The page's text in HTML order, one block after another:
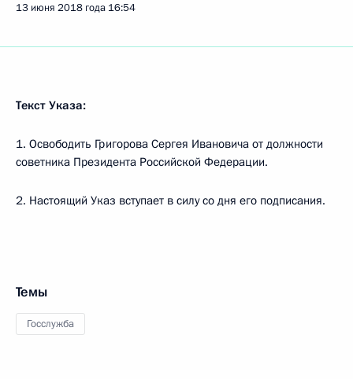
13 июня 2018 года 16:54
Текст Указа:
1. Освободить Григорова Сергея Ивановича от должности
советника Президента Российской Федерации.
2. Настоящий Указ вступает в силу со дня его подписания.
Темы
Госслужба